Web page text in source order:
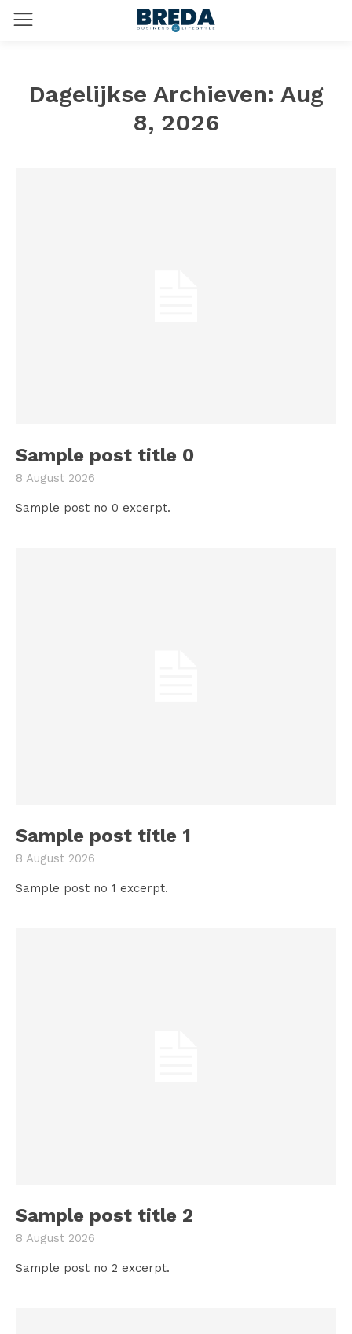
Dagelijkse Archieven: Aug
8, 2026
Sample post title 0
8 August 2026
Sample post no 0 excerpt.
Sample post title 1
8 August 2026
Sample post no 1 excerpt.
Sample post title 2
8 August 2026
Sample post no 2 excerpt.